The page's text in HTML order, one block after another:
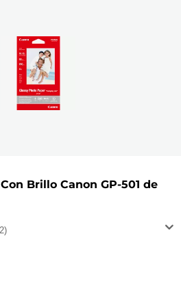
Brillo Canon GP-501 de